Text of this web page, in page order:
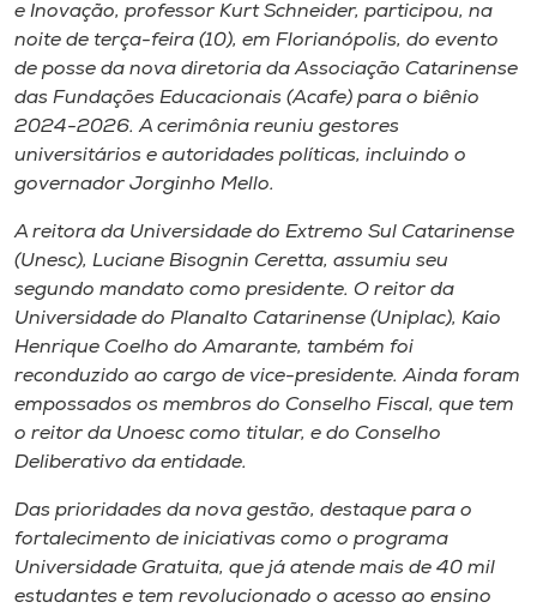
Editora
Rádio
Unoesc
Store
Selecione
o idioma
A+
A-
e Inovação, professor Kurt Schneider, participou, na
noite de terça-feira (10), em Florianópolis, do evento
de posse da nova diretoria da Associação Catarinense
das Fundações Educacionais (Acafe) para o biênio
2024-2026. A cerimônia reuniu gestores
universitários e autoridades políticas, incluindo o
governador Jorginho Mello.
A reitora da Universidade do Extremo Sul Catarinense
(Unesc), Luciane Bisognin Ceretta, assumiu seu
segundo mandato como presidente. O reitor da
Universidade do Planalto Catarinense (Uniplac), Kaio
Henrique Coelho do Amarante, também foi
reconduzido ao cargo de vice-presidente. Ainda foram
empossados os membros do Conselho Fiscal, que tem
o reitor da Unoesc como titular, e do Conselho
Deliberativo da entidade.
Das prioridades da nova gestão, destaque para o
fortalecimento de iniciativas como o programa
Universidade Gratuita, que já atende mais de 40 mil
estudantes e tem revolucionado o acesso ao ensino